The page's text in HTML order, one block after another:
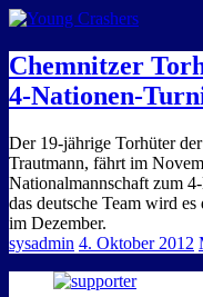
Chemnitzer
4-Nationen-
Der 19-jährige Torhüter
Trautmann, fährt im
Nationalmannschaft zum
das deutsche Team wird
im Dezember.
sysadmin 4. Oktober 2012